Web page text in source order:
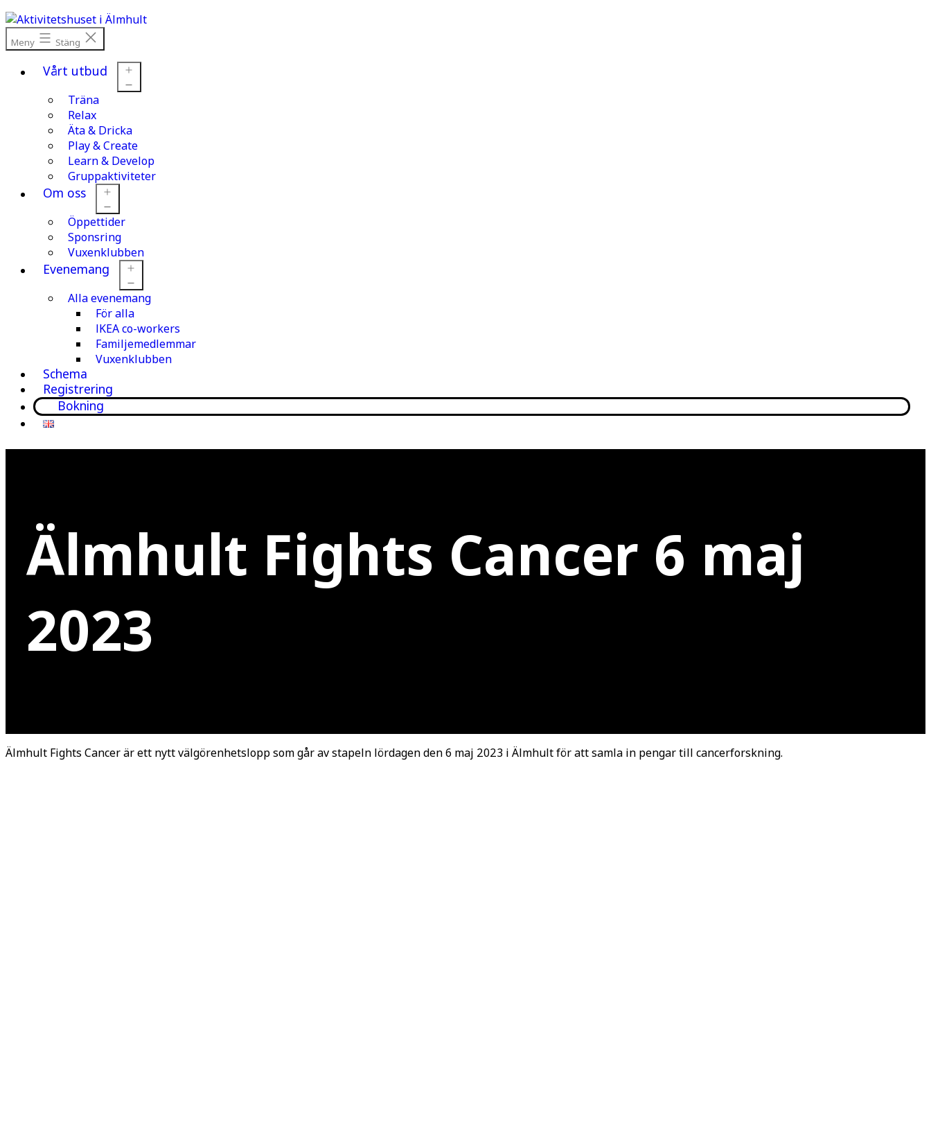
Hoppa
till
innehåll
Meny Stäng
Vårt utbud
Träna
Relax
Äta & Dricka
Play & Create
Learn & Develop
Gruppaktiviteter
Om oss
Öppna
meny
Öppettider
Sponsring
Vuxenklubben
Evenemang
Öppna
meny
Alla evenemang
För alla
IKEA co-workers
Familjemedlemmar
Vuxenklubben
Schema
Registrering
Bokning
Älmhult Fights Cancer 6 maj
2023
Älmhult Fights Cancer är ett nytt välgörenhetslopp som går av stapeln lördagen den 6 maj 2023 i Älmhult för att samla in pengar till cancerforskning.